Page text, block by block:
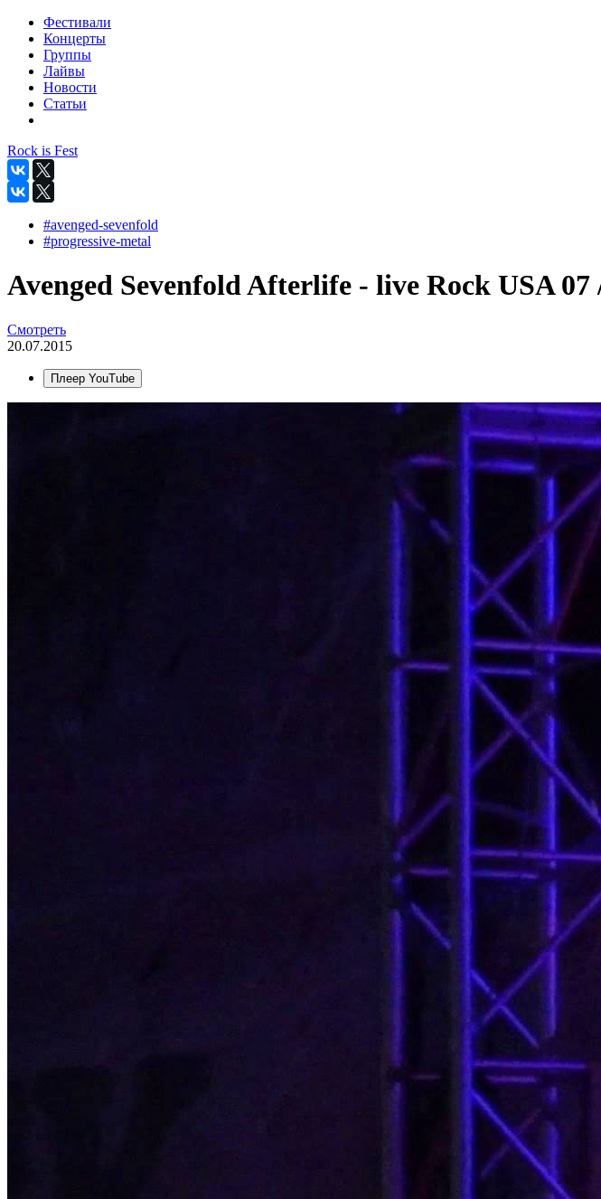
Фестивали
Концерты
Группы
Лайвы
Новости
Статьи
Rock is Fest
#avenged-sevenfold
#progressive-metal
Avenged Sevenfold Afterlife - live Rock USA 07
Смотреть
20.07.2015
Плеер YouTube